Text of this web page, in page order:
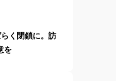
く閉鎖に。訪
を